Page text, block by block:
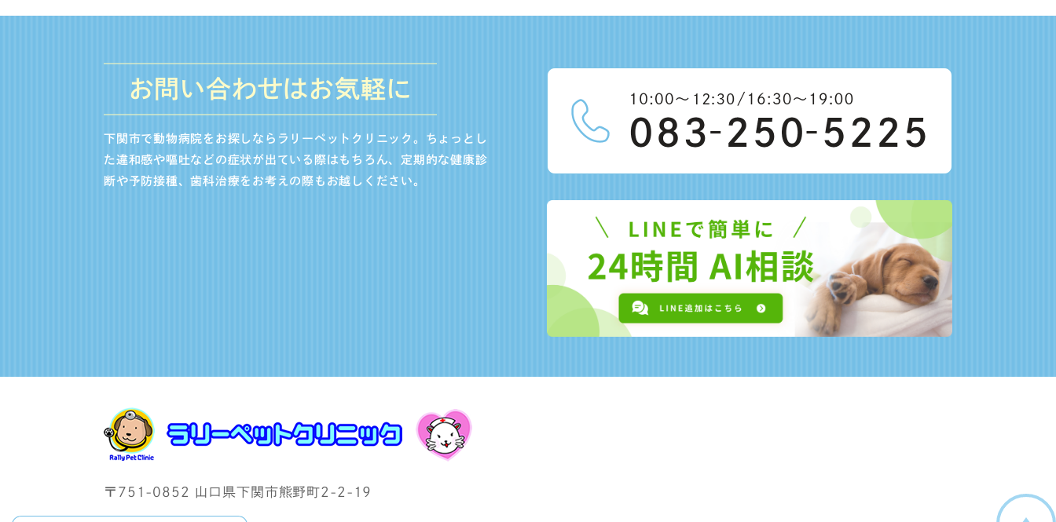
お問い合わせはお気軽に
下関市で動物病院をお探しならラリーペットクリニック。ちょっとし
た違和感や嘔吐などの症状が出ている際はもちろん、定期的な健康診
断や予防接種、歯科治療をお考えの際もお越しください。
〒751-0852 山口県下関市熊野町2-2-19